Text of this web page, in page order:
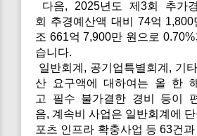
다음, 2025년도 제3회 추가
회 추경예산액 대비 74억
조 661억 7,900만 원으로
습니다.
일반회계, 공기업특별회계, 기
산 요구액에 대하여는 올 한
고 필수 불가결한 경비 등이
음, 계속비 사업은 일반회계에
포츠 인프라 확충사업 등 63건